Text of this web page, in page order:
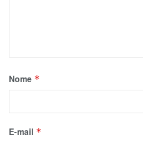
Nome *
E-mail *